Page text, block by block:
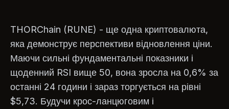
THORChain (RUNE) - ще одна криптовалюта,
яка демонструє перспективи відновлення ціни.
Маючи сильні фундаментальні показники і
щоденний RSI вище 50, вона зросла на 0,6% за
останні 24 години і зараз торгується на рівні
$5,73. Будучи крос-ланцюговим і